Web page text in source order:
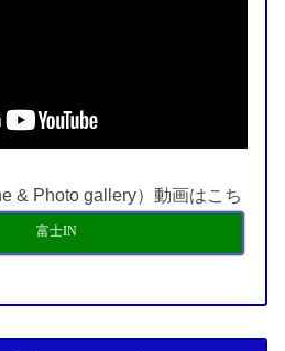
& Photo gallery）動画はこち
富士IN